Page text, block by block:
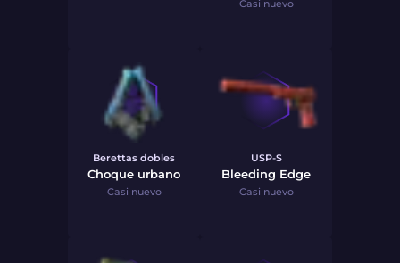
Casi nuevo
Berettas dobles
Choque urbano
Casi nuevo
USP-S
Bleeding Edge
Casi nuevo